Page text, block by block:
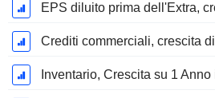
Crediti commerciali, crescita
Inventario, Crescita su 1 Anno